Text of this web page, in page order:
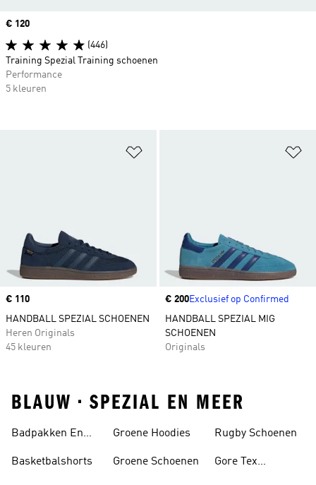
Price
€ 110
HANDBALL SPEZIAL SCHOENEN
Heren Originals
45 kleuren
Price
€ 200Exclusief op Confirmed
HANDBALL SPEZIAL MIG
SCHOENEN
Originals
Price
€ 120
(446)
Training Spezial Training schoenen
Performance
5 kleuren
BLAUW • SPEZIAL EN MEER
Badpakken En
Basketbalshorts
Groene Hoodies
Groene Schoenen
Rugby Schoenen
Gore Tex